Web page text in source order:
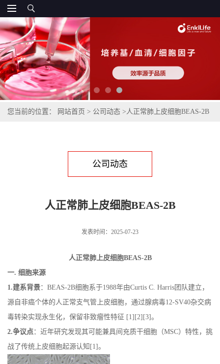
您当前的位置： 网站首页 > 公司动态 >人正常肺上皮细胞BEAS-2B
公司动态
人正常肺上皮细胞BEAS-2B
发表时间：2025-07-23
人正常肺上皮细胞BEAS-2B
一. 细胞来源
1.建系背景： BEAS-2B细胞系于1988年由Curtis C. Harris 团队建立，
源自非癌个体的人正常支气管上皮细胞，通过腺病毒12-SV40杂交病
毒转染实现永生化，保留非致瘤性特征 [1][2][3]。
2.争议点：近年研究发现其可能兼具间充质干细胞（MSC）特性，挑
战了传统上皮细胞起源认知 [1]。